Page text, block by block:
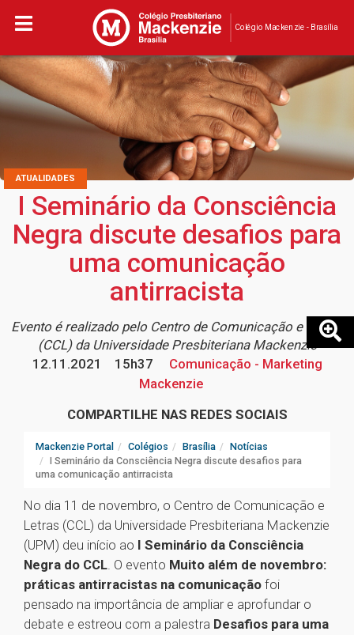
Colégio Mackenzie - Brasília
ATUALIDADES
I Seminário da Consciência
Negra discute desafios para
uma comunicação
antirracista
Evento é realizado pelo Centro de Comunicação e Letras
(CCL) da Universidade Presbiteriana Mackenzie
12.11.2021
15h37
Comunicação - Marketing
Mackenzie
COMPARTILHE NAS REDES SOCIAIS
Mackenzie Portal Colégios Brasília
Notícias
I Seminário da Consciência Negra discute desafios para
uma comunicação antirracista
No dia 11 de novembro, o Centro de Comunicação e
Letras (CCL) da Universidade Presbiteriana Mackenzie
(UPM) deu início ao I Seminário da Consciência
Negra do CCL. O evento Muito além de novembro:
práticas antirracistas na comunicação foi
pensado na importância de ampliar e aprofundar o
debate e estreou com a palestra Desafios para uma